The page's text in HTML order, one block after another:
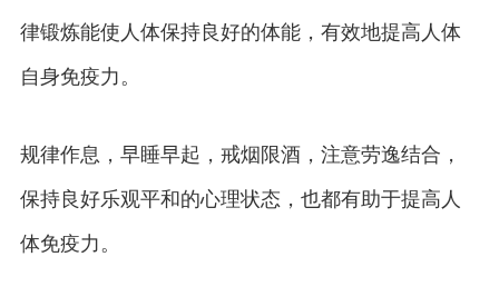
律锻炼能使人体保持良好的体能，有效地提高人体
自身免疫力。
规律作息，早睡早起，戒烟限酒，注意劳逸结合，
保持良好乐观平和的心理状态，也都有助于提高人
体免疫力。